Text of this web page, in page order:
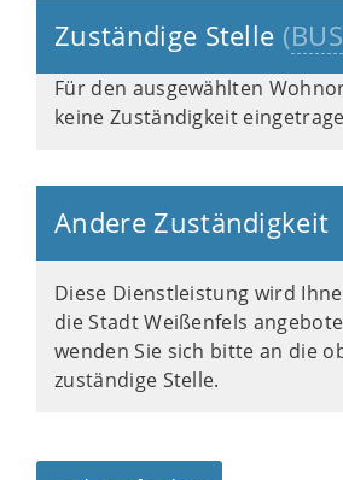
Zuständige Stelle (BUS
Für den ausgewählten
keine Zuständigkeit
Andere Zuständigkeit
Diese Dienstleistung wird
die Stadt Weißenfels
wenden Sie sich bitte an die
zuständige Stelle.